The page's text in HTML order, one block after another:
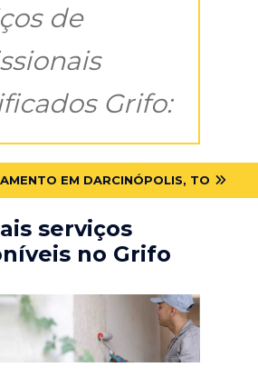
de
Grifo:
EM DARCINÓPOLIS, TO
serviços
no Grifo